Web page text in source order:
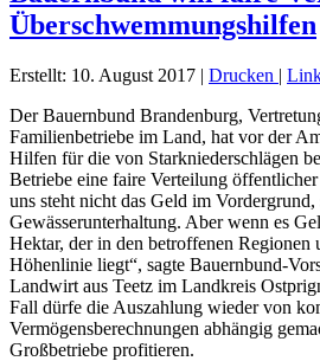
Überschwemmungshilfen
Erstellt: 10. August 2017 | Drucken |
Der Bauernbund Brandenburg,
Familienbetriebe im Land, hat vor der
Hilfen für die von Starkniederschlägen
Betriebe eine faire Verteilung
uns steht nicht das Geld im Vordergrund,
Gewässerunterhaltung. Aber wenn es
Hektar, der in den betroffenen Regionen
Höhenlinie liegt“, sagte Bauernbund-
Landwirt aus Teetz im Landkreis
Fall dürfe die Auszahlung wieder von
Vermögensberechnungen abhängig
Großbetriebe profitieren.